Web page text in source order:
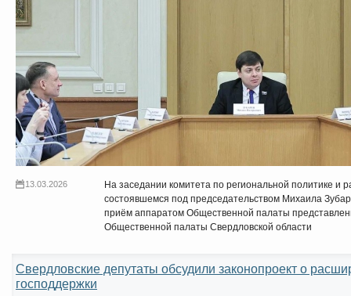
13.03.2026
На заседании комитета по региональной политике и
состоявшемся под председательством Михаила
приём аппаратом Общественной палаты
Общественной палаты Свердловской области
Свердловские депутаты обсудили законопроект о
господдержки